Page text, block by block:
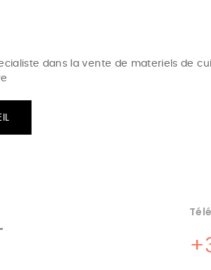
dans la vente de materiels de